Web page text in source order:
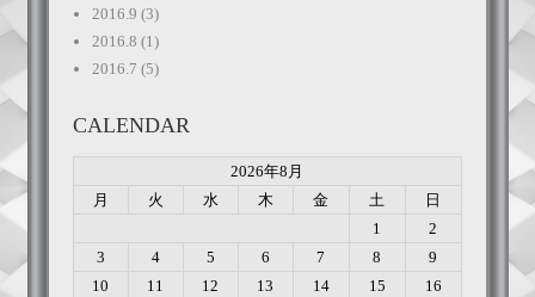
2016.9 (3)
2016.8 (1)
2016.7 (5)
CALENDAR
2026年8月
月
火 水 木 金 土
日
1
2
3
4 5 6 7 8
9
10
11 12 13 14 15 16